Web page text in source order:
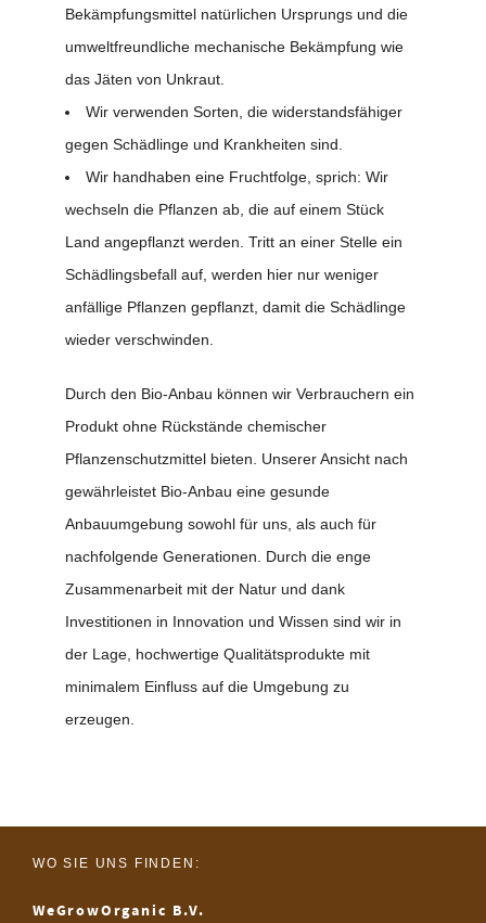
Bekämpfungsmittel natürlichen Ursprungs und die
umweltfreundliche mechanische Bekämpfung wie
das Jäten von Unkraut.
Wir verwenden Sorten, die widerstandsfähiger
gegen Schädlinge und Krankheiten sind.
Wir handhaben eine Fruchtfolge, sprich: Wir
wechseln die Pflanzen ab, die auf einem Stück
Land angepflanzt werden. Tritt an einer Stelle ein
Schädlingsbefall auf, werden hier nur weniger
anfällige Pflanzen gepflanzt, damit die Schädlinge
wieder verschwinden.
Durch den Bio-Anbau können wir Verbrauchern ein
Produkt ohne Rückstände chemischer
Pflanzenschutzmittel bieten. Unserer Ansicht nach
gewährleistet Bio-Anbau eine gesunde
Anbauumgebung sowohl für uns, als auch für
nachfolgende Generationen. Durch die enge
Zusammenarbeit mit der Natur und dank
Investitionen in Innovation und Wissen sind wir in
der Lage, hochwertige Qualitätsprodukte mit
minimalem Einfluss auf die Umgebung zu
erzeugen.
WO SIE UNS FINDEN:
WeGrowOrganic B.V.